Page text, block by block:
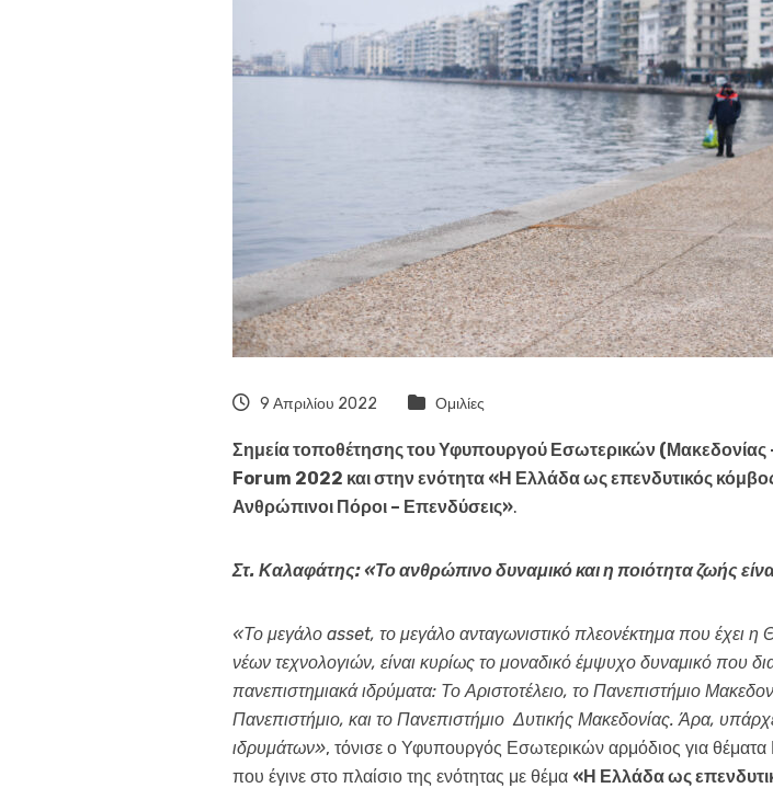
9 Απριλίου 2022 Ομιλίες
Σημεία τοποθέτησης του Υφυπουργού Εσωτερικών
Forum 2022 και στην ενότητα «Η Ελλάδα ως επενδυτικός
Ανθρώπινοι Πόροι – Επενδύσεις».
Στ. Καλαφάτης: «Το ανθρώπινο δυναμικό και η ποιότητα ζωής
«Το μεγάλο asset, το μεγάλο ανταγωνιστικό πλεονέκτημα που έχει
νέων τεχνολογιών, είναι κυρίως το μοναδικό έμψυχο δυναμικό που
πανεπιστημιακά ιδρύματα: Το Αριστοτέλειο, το Πανεπιστήμιο
Πανεπιστήμιο, και το Πανεπιστήμιο Δυτικής Μακεδονίας. Άρα,
ιδρυμάτων», τόνισε ο Υφυπουργός Εσωτερικών αρμόδιος για
που έγινε στο πλαίσιο της ενότητας με θέμα «Η Ελλάδα ως